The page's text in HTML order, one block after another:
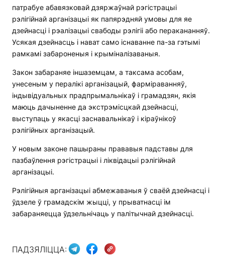
патрабуе абавязковай дзяржаўнай рэгістрацыі
рэлігійнай арганізацыі як папярэдняй умовы для яе
дзейнасці і рэалізацыі свабоды рэлігіі або перакананняў.
Усякая дзейнасць і нават само існаванне па-за гэтымі
рамкамі забароненыя і крыміналізаваныя.
Закон забараняе іншаземцам, а таксама асобам,
унесеным у пералікі арганізацый, фарміраванняў,
індывідуальных прадпрымальнікаў і грамадзян, якія
маюць дачыненне да экстрэмісцкай дзейнасці,
выступаць у якасці заснавальнікаў і кіраўнікоў
рэлігійных арганізацый.
У новым законе пашыраны прававыя падставы для
пазбаўлення рэгістрацыі і ліквідацыі рэлігійнай
арганізацыі.
Рэлігійныя арганізацыі абмежаваныя ў сваёй дзейнасці і
ўдзеле ў грамадскім жыцці, у прыватнасці ім
забараняецца ўдзельнічаць у палітычнай дзейнасці.
ПАДЗЯЛІЦЦА: